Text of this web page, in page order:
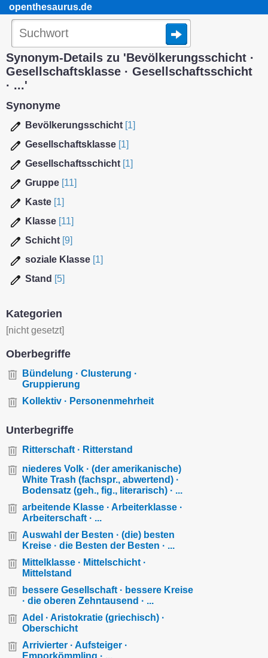
openthesaurus.de
Synonym-Details zu 'Bevölkerungsschicht ·
Gesellschaftsklasse · Gesellschaftsschicht
· ...'
Synonyme
Bevölkerungsschicht [1]
Gesellschaftsklasse [1]
Gesellschaftsschicht [1]
Gruppe [11]
Kaste [1]
Klasse [11]
Schicht [9]
soziale Klasse [1]
Stand [5]
Kategorien
[nicht gesetzt]
Oberbegriffe
Bündelung · Clusterung ·
Gruppierung
Kollektiv · Personenmehrheit
Unterbegriffe
Ritterschaft · Ritterstand
niederes Volk · (der amerikanische)
White Trash (fachspr., abwertend) ·
Bodensatz (geh., fig., literarisch) · ...
arbeitende Klasse · Arbeiterklasse ·
Arbeiterschaft · ...
Auswahl der Besten · (die) besten
Kreise · die Besten der Besten · ...
Mittelklasse · Mittelschicht ·
Mittelstand
bessere Gesellschaft · bessere Kreise
· die oberen Zehntausend · ...
Adel · Aristokratie (griechisch) ·
Oberschicht
Arrivierter · Aufsteiger ·
Emporkömmling · ...